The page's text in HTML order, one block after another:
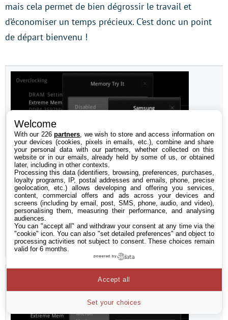
mais cela permet de bien dégrossir le travail et
d’économiser un temps précieux. C’est donc un point
de départ bienvenu !
Welcome
With our 226partners , we wish to store and access information on
your devices (cookies, pixels in emails, etc.), combine and share
your personal data with our partners, whether collected on this
website or in our emails, already held by some of us, or obtained
later, including in other contexts.
Processing this data (identifiers, browsing, preferences, purchases,
loyalty programs, IP, postal addresses and emails, phone, precise
geolocation, etc.) allows developing and offering you services,
content, commercial offers and ads across your devices and
screens (including by email, post, SMS, phone, audio, and video),
personalising them, measuring their performance, and analysing
audiences.
You can "accept all" and withdraw your consent at any time via the
"cookie" icon. You can also "set detailed preferences" and object to
processing activities not subject to consent. These choices remain
valid for 6 months.
powered by
Set your choices
Accept all